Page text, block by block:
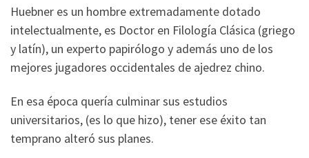
Huebner es un hombre extremadamente dotado
intelectualmente, es Doctor en Filología Clásica (griego
y latín), un experto papirólogo y además uno de los
mejores jugadores occidentales de ajedrez chino.
En esa época quería culminar sus estudios
universitarios, (es lo que hizo), tener ese éxito tan
temprano alteró sus planes.